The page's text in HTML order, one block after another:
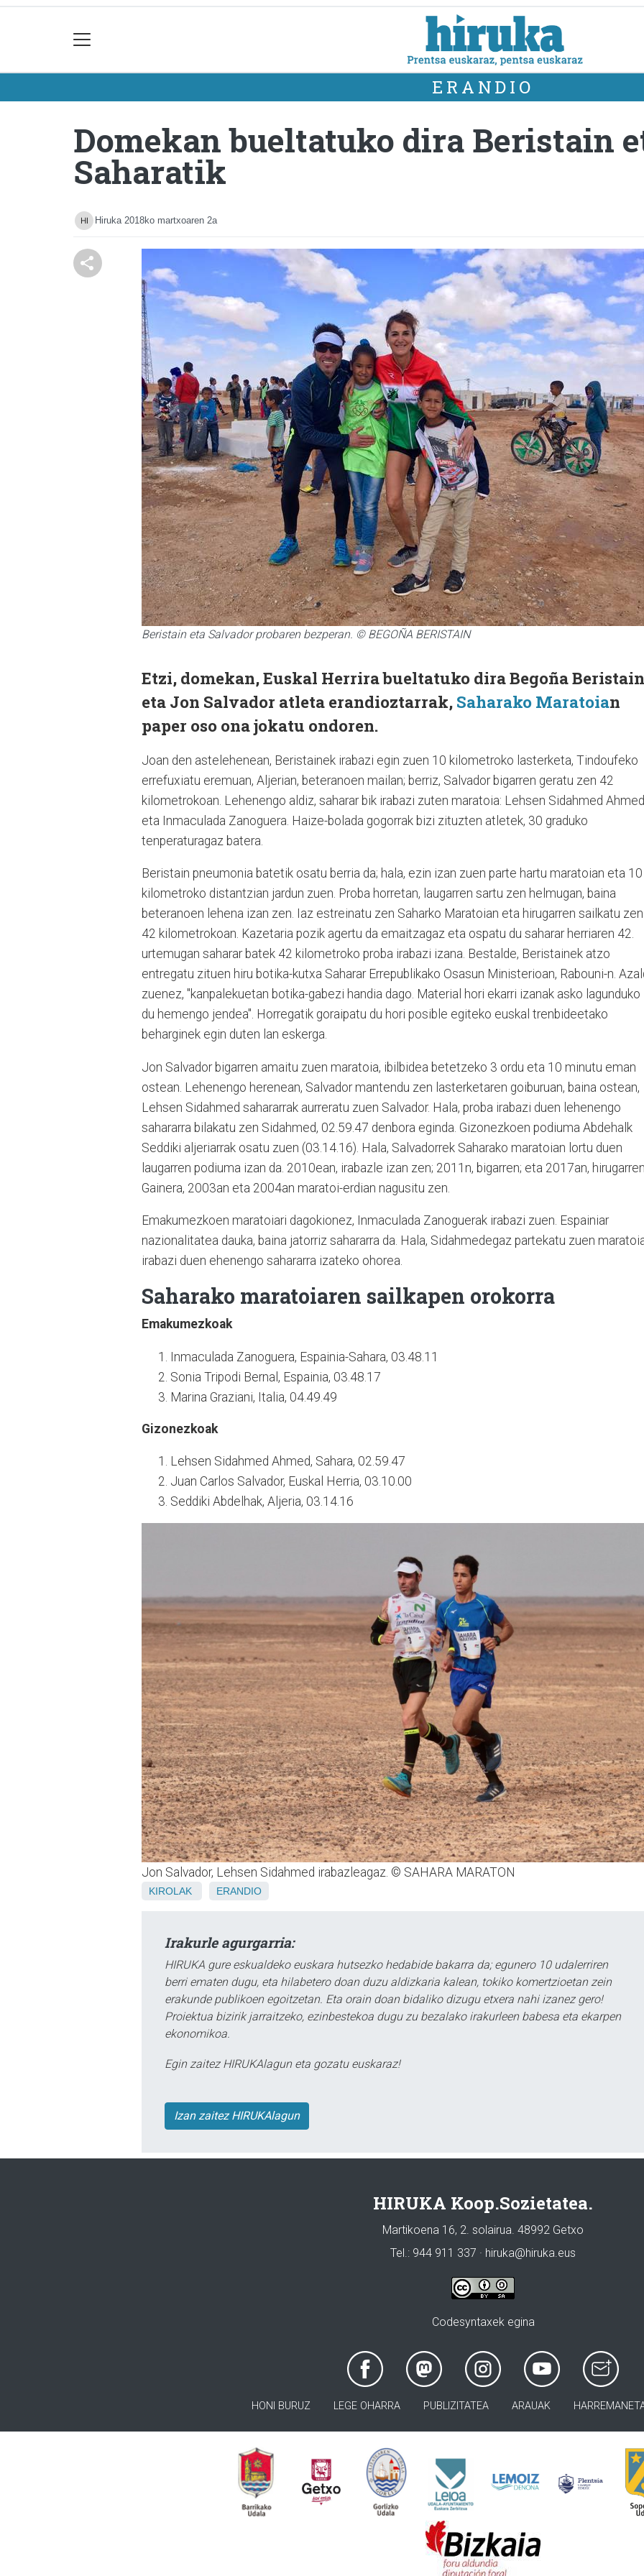
ERANDIO
Domekan bueltatuko dira Beristain
Saharatik
Hiruka 2018ko martxoaren 2a
Beristain eta Salvador probaren bezperan. © BEGOÑA BERISTAIN
Etzi, domekan, Euskal Herrira bueltatuko dira Begoña Beristain
eta Jon Salvador atleta erandioztarrak, Saharako Maratoian
paper oso ona jokatu ondoren.
Joan den astelehenean, Beristainek irabazi egin zuen 10 kilometroko lasterketa, Tindoufeko
errefuxiatu eremuan, Aljerian, beteranoen mailan; berriz, Salvador bigarren geratu zen 42
kilometrokoan. Lehenengo aldiz, saharar bik irabazi zuten maratoia: Lehsen Sidahmed Ahmed
eta Inmaculada Zanoguera. Haize-bolada gogorrak bizi zituzten atletek, 30 graduko
tenperaturagaz batera.
Beristain pneumonia batetik osatu berria da; hala, ezin izan zuen parte hartu maratoian eta 10
kilometroko distantzian jardun zuen. Proba horretan, laugarren sartu zen helmugan, baina
beteranoen lehena izan zen. Iaz estreinatu zen Saharko Maratoian eta hirugarren sailkatu zen
42 kilometrokoan. Kazetaria pozik agertu da emaitzagaz eta ospatu du saharar herriaren 42.
urtemugan saharar batek 42 kilometroko proba irabazi izana. Bestalde, Beristainek atzo
entregatu zituen hiru botika-kutxa Saharar Errepublikako Osasun Ministerioan, Rabouni-n.
zuenez, "kanpalekuetan botika-gabezi handia dago. Material hori ekarri izanak asko lagunduko
du hemengo jendea". Horregatik goraipatu du hori posible egiteko euskal trenbideetako
beharginek egin duten lan eskerga.
Jon Salvador bigarren amaitu zuen maratoia, ibilbidea betetzeko 3 ordu eta 10 minutu eman
ostean. Lehenengo herenean, Salvador mantendu zen lasterketaren goiburuan, baina ostean,
Lehsen Sidahmed sahararrak aurreratu zuen Salvador. Hala, proba irabazi duen lehenengo
sahararra bilakatu zen Sidahmed, 02.59.47 denbora eginda. Gizonezkoen podiuma Abdehalk
Seddiki aljeriarrak osatu zuen (03.14.16). Hala, Salvadorrek Saharako maratoian lortu duen
laugarren podiuma izan da. 2010ean, irabazle izan zen; 2011n, bigarren; eta 2017an, hirugarren.
Gainera, 2003an eta 2004an maratoi-erdian nagusitu zen.
Emakumezkoen maratoiari dagokionez, Inmaculada Zanoguerak irabazi zuen. Espainiar
nazionalitatea dauka, baina jatorriz sahararra da. Hala, Sidahmedegaz partekatu zuen
irabazi duen ehenengo sahararra izateko ohorea.
Saharako maratoiaren sailkapen orokorra
Emakumezkoak
Inmaculada Zanoguera, Espainia-Sahara, 03.48.11
Sonia Tripodi Bernal, Espainia, 03.48.17
Marina Graziani, Italia, 04.49.49
Gizonezkoak
Lehsen Sidahmed Ahmed, Sahara, 02.59.47
Juan Carlos Salvador, Euskal Herria, 03.10.00
Seddiki Abdelhak, Aljeria, 03.14.16
Jon Salvador, Lehsen Sidahmed irabazleagaz. © SAHARA MARATON
KIROLAK ERANDIO
Irakurle agurgarria:
HIRUKA gure eskualdeko euskara hutsezko hedabide bakarra da; egunero 10 udalerriren
berri ematen dugu, eta hilabetero doan duzu aldizkaria kalean, tokiko komertzioetan zein
erakunde publikoen egoitzetan. Eta orain doan bidaliko dizugu etxera nahi izanez gero!
Proiektua bizirik jarraitzeko, ezinbestekoa dugu zu bezalako irakurleen babesa eta ekarpen
ekonomikoa.
Egin zaitez HIRUKAlagun eta gozatu euskaraz!
Izan zaitez HIRUKAlagun
HIRUKA Koop.Sozietatea.
Martikoena 16, 2. solairua. 48992 Getxo
Tel.: 944 911 337 · hiruka@hiruka.eus
Codesyntaxek egina
HONI BURUZ LEGE OHARRA PUBLIZITATEA ARAUAK